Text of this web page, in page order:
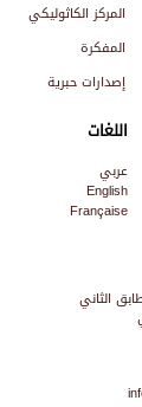
الثاني
المركز الكاثوليكي
المفكرة
إصدارات حبرية
اللغات
عربي
English
Française